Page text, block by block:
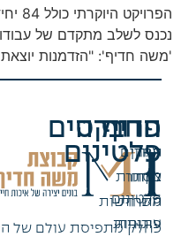
נכנס לשלב מתקדם של
'משה חדיף': "הזדמנות יוצאת
כחלק מתפיסת עולם של
החברה
החזון
צוות
משרות
פתוחות
חדיף
פלטינום
לקוחות
פלטינום
פרויקטים
מגורים
מסחר
התחדשות
עירונית